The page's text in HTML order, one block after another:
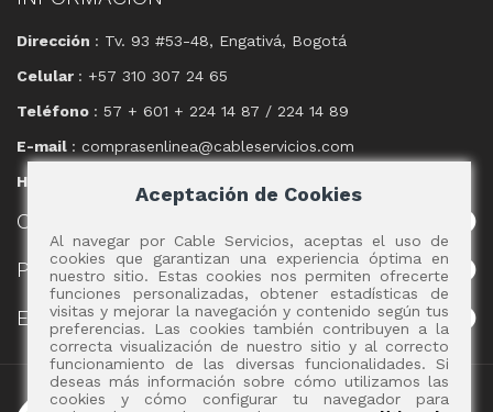
Dirección : Tv. 93 #53-48, Engativá, Bogotá
Celular : +57 310 307 24 65
Teléfono : 57 + 601 + 224 14 87 / 224 14 89
E-mail : comprasenlinea@cableservicios.com
Horario
CABLE
POLÍTICAS
EVENTOS
Aceptación de Cookies
Al navegar por Cable Servicios, aceptas el uso de
cookies que garantizan una experiencia óptima en
nuestro sitio. Estas cookies nos permiten ofrecerte
funciones personalizadas, obtener estadísticas de
visitas y mejorar la navegación y contenido según tus
preferencias. Las cookies también contribuyen a la
correcta visualización de nuestro sitio y al correcto
funcionamiento de las diversas funcionalidades. Si
deseas más información sobre cómo utilizamos las
cookies y cómo configurar tu navegador para
Copyright 2017 - Cable Servicios S.A.